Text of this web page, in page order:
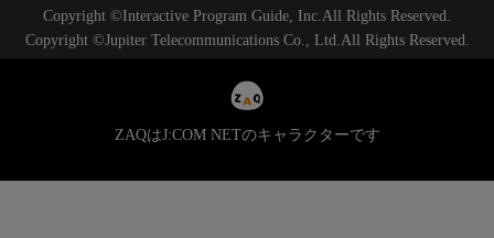
Copyright ©Interactive Program Guide, Inc.All Rights Reserved.
Copyright ©Jupiter Telecommunications Co., Ltd.All Rights Reserved.
ZAQはJ:COM NETのキャラクターです